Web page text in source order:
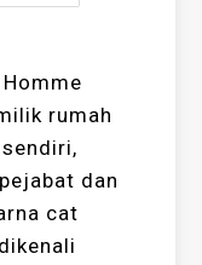
rumah
dan
cat